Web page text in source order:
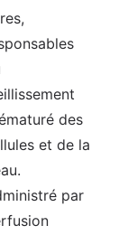
des
et de la
par